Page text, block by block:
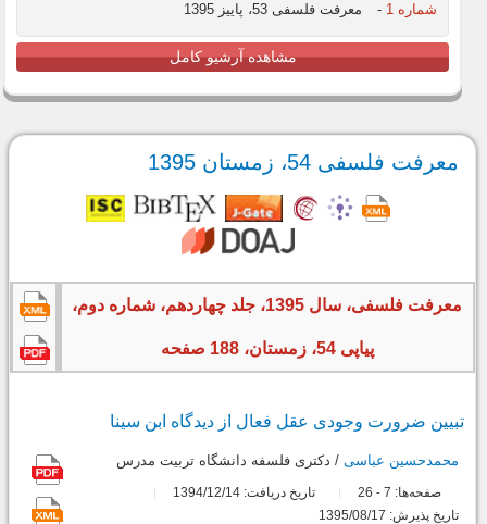
شماره 1
- معرفت فلسفی 53، پاییز 1395
مشاهده آرشیو کامل
معرفت فلسفی 54، زمستان 1395
معرفت فلسفی، سال 1395، جلد چهاردهم، شماره دوم،
پیاپی 54، زمستان، 188 صفحه
تبیین ضرورت وجودى عقل فعال از دیدگاه ابن‏ سینا
محمدحسین عباسی / دکترى فلسفه دانشگاه تربیت مدرس
صفحه‌ها: 7
-
تاریخ دریافت: 1394/12/14
تاریخ پذیرش: 1395/08/17